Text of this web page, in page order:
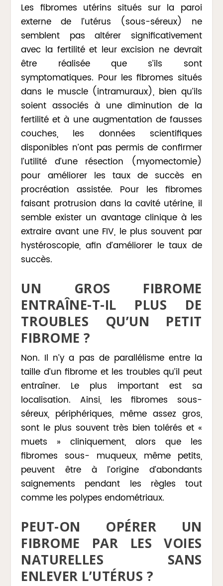
Les fibromes utérins situés sur la paroi
externe de l’utérus (sous-séreux) ne
semblent pas altérer significativement
avec la fertilité et leur excision ne devrait
être réalisée que s’ils sont
symptomatiques. Pour les fibromes situés
dans le muscle (intramuraux), bien qu’ils
soient associés à une diminution de la
fertilité et à une augmentation de fausses
couches, les données scientifiques
disponibles n’ont pas permis de confirmer
l’utilité d’une résection (myomectomie)
pour améliorer les taux de succès en
procréation assistée. Pour les fibromes
faisant protrusion dans la cavité utérine, il
semble exister un avantage clinique à les
extraire avant une FIV, le plus souvent par
hystéroscopie, afin d’améliorer le taux de
succès.
UN GROS FIBROME
ENTRAÎNE-T-IL PLUS DE
TROUBLES QU’UN PETIT
FIBROME ?
Non. Il n’y a pas de parallélisme entre la
taille d’un fibrome et les troubles qu’il peut
entraîner. Le plus important est sa
localisation. Ainsi, les fibromes sous-
séreux, périphériques, même assez gros,
sont le plus souvent très bien tolérés et «
muets » cliniquement, alors que les
fibromes sous- muqueux, même petits,
peuvent être à l’origine d’abondants
saignements pendant les règles tout
comme les polypes endométriaux.
PEUT-ON OPÉRER UN
FIBROME PAR LES VOIES
NATURELLES SANS
ENLEVER L’UTÉRUS ?